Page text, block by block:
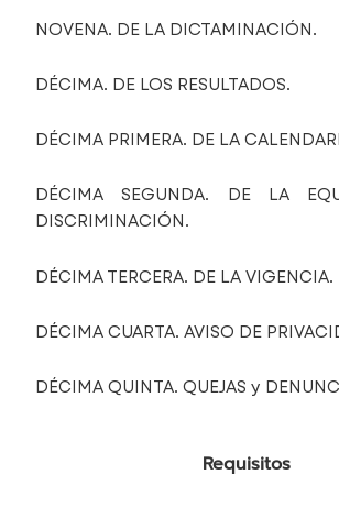
NOVENA. DE LA DICTAMINACIÓN.
DÉCIMA. DE LOS RESULTADOS.
DÉCIMA PRIMERA. DE LA
DÉCIMA SEGUNDA. DE LA
DISCRIMINACIÓN.
DÉCIMA TERCERA. DE LA VIGENCIA.
DÉCIMA CUARTA. AVISO DE
DÉCIMA QUINTA. QUEJAS y
Requisitos